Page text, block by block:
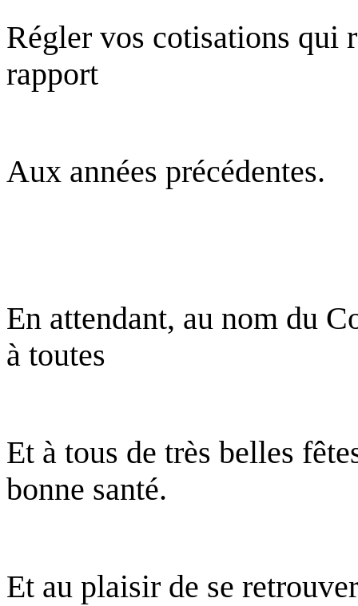
Régler vos cotisations qui
rapport
Aux années précédentes.
En attendant, au nom du
à toutes
Et à tous de très belles
bonne santé.
Et au plaisir de se